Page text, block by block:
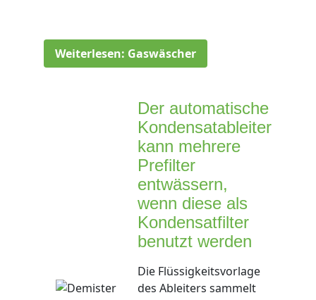
Weiterlesen: Gaswäscher
Der automatische
Kondensatableiter
kann mehrere
Prefilter
entwässern,
wenn diese als
Kondensatfilter
benutzt werden
Die Flüssigkeitsvorlage
des Ableiters sammelt